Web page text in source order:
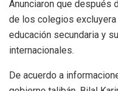
Anunciaron que después
de los colegios
educación secundaria y
internacionales.
De acuerdo a